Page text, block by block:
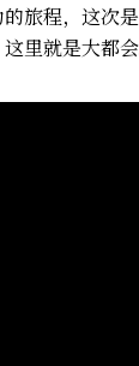
旅程，这次
里就是大都会